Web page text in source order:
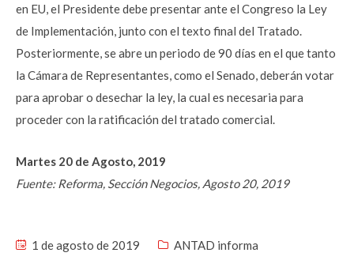
en EU, el Presidente debe presentar ante el Congreso la Ley
de Implementación, junto con el texto final del Tratado.
Posteriormente, se abre un periodo de 90 días en el que tanto
la Cámara de Representantes, como el Senado, deberán votar
para aprobar o desechar la ley, la cual es necesaria para
proceder con la ratificación del tratado comercial.
Martes 20 de Agosto, 2019
Fuente: Reforma, Sección Negocios, Agosto 20, 2019
1 de agosto de 2019 ANTAD informa